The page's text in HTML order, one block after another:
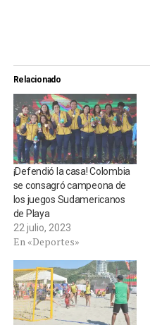
Relacionado
¡Defendió la casa! Colombia
se consagró campeona de
los juegos Sudamericanos
de Playa
22 julio, 2023
En «Deportes»